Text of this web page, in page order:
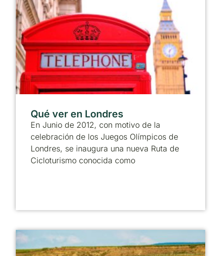
Qué ver en Londres
En Junio de 2012, con motivo de la
celebración de los Juegos Olímpicos de
Londres, se inaugura una nueva Ruta de
Cicloturismo conocida como